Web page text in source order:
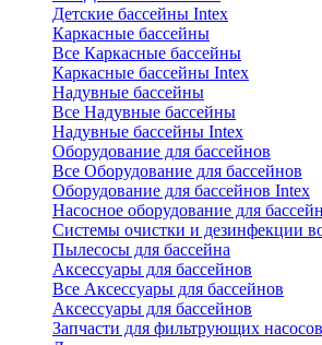
Детские бассейны Intex
Каркасные бассейны
Все Каркасные бассейны
Каркасные бассейны Intex
Надувные бассейны
Все Надувные бассейны
Надувные бассейны Intex
Оборудование для бассейнов
Все Оборудование для бассейнов
Оборудование для бассейнов Intex
Насосное оборудование для
Системы очистки и дезинфекции
Пылесосы для бассейна
Аксессуары для бассейнов
Все Аксессуары для бассейнов
Аксессуары для бассейнов
Запчасти для фильтрующих